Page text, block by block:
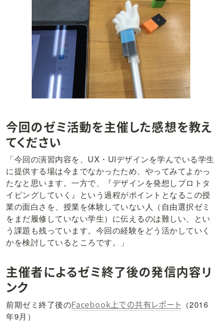
今回のゼミ活動を主催した感想を教え
てください
「今回の演習内容を、UX・UIデザインを学んでいる学生
に提供する場は今までなかったため、やってみてよかっ
たなと思います。一方で、『デザインを発想しプロトタ
イピングしていく』という過程がポイントとなるこの授
業の面白さを、授業を体験していない人（自由選択ゼミ
をまだ履修していない学生）に伝えるのは難しい、とい
う課題も残っています。今回の経験をどう活かしていく
かを検討しているところです。」
主催者によるゼミ終了後の発信内容リ
ンク
前期ゼミ終了後のFacebook上での共有レポート （2016
年9月）